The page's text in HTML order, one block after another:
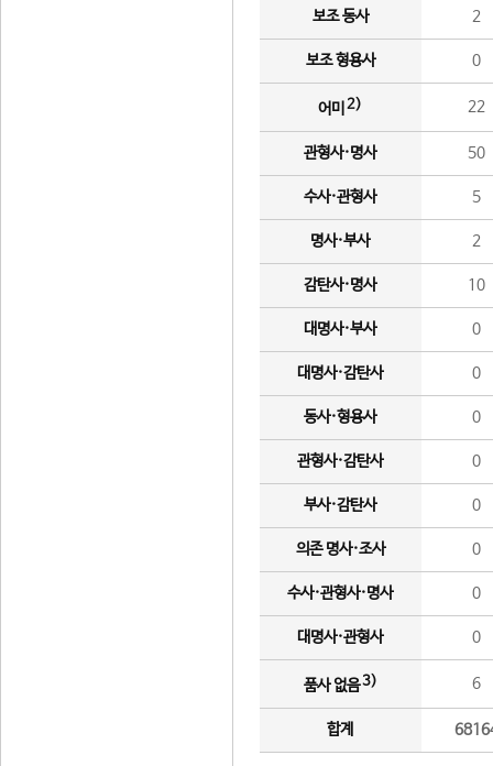
보조 동사 2
보조 형용사 0
어미 2) 22
관형사·명사 50
수사·관형사 5
명사·부사 2
감탄사·명사 10
대명사·부사 0
대명사·감탄사 0
동사·형용사 0
관형사·감탄사 0
부사·감탄사 0
의존 명사·조사 0
수사·관형사·명사 0
대명사·관형사 0
품사 없음3) 6
합계